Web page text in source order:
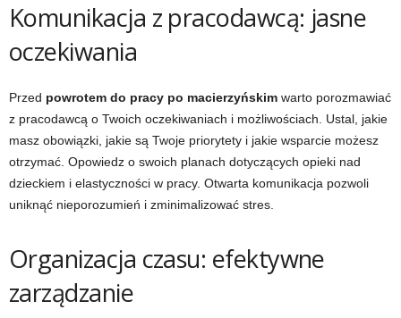
Komunikacja z pracodawcą: jasne
oczekiwania
Przed powrotem do pracy po macierzyńskim warto porozmawiać
z pracodawcą o Twoich oczekiwaniach i możliwościach. Ustal, jakie
masz obowiązki, jakie są Twoje priorytety i jakie wsparcie możesz
otrzymać. Opowiedz o swoich planach dotyczących opieki nad
dzieckiem i elastyczności w pracy. Otwarta komunikacja pozwoli
uniknąć nieporozumień i zminimalizować stres.
Organizacja czasu: efektywne
zarządzanie